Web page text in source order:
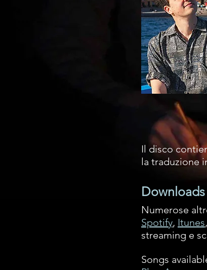
Il disco
la traduzione
Downloads
Numerose
Spotify, Itunes,
streaming e
Songs